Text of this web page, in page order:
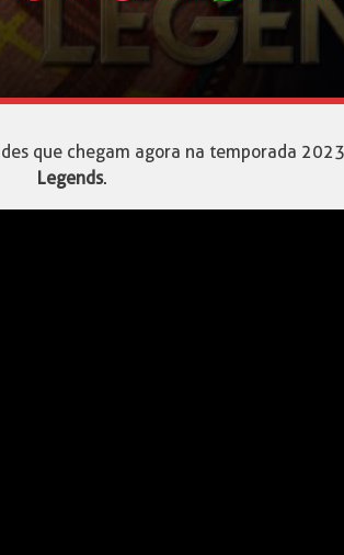
que chegam agora na temporada
Legends.